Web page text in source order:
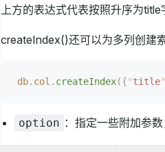
上方的表达式代表按照升序为title
createIndex()还可以为多列创建
db. col . createIndex({"title"
option ：指定一些附加参数